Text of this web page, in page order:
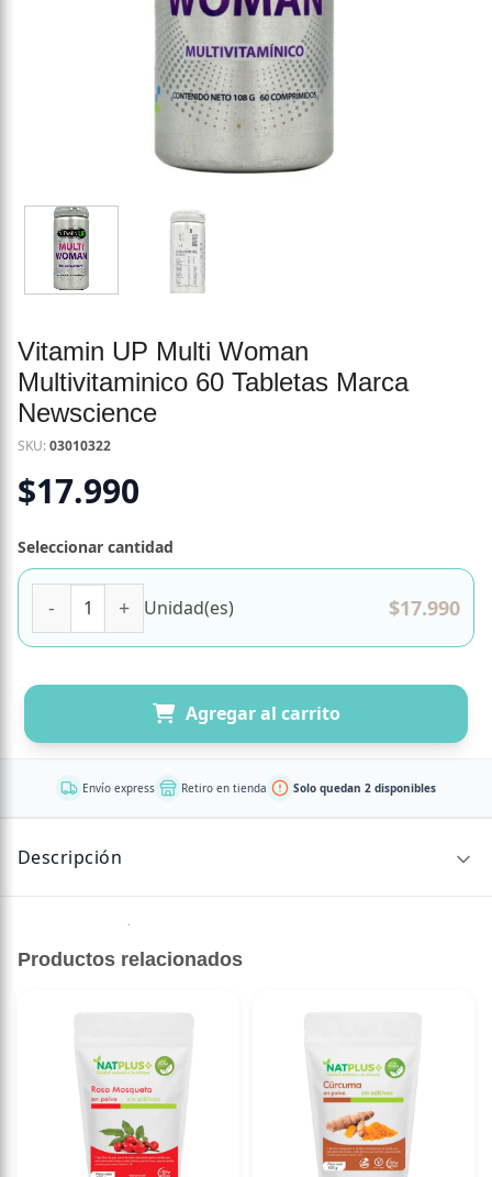
Vitamin UP Multi Woman
Multivitaminico 60 Tabletas Marca
Newscience
SKU:03010322
$17.990
Seleccionar cantidad
Unidad(es) $17.990
Agregar al carrito
Envío express Retiro en tienda Solo quedan 2 disponibles
Descripción
Sin descripción disponible.
Productos relacionados